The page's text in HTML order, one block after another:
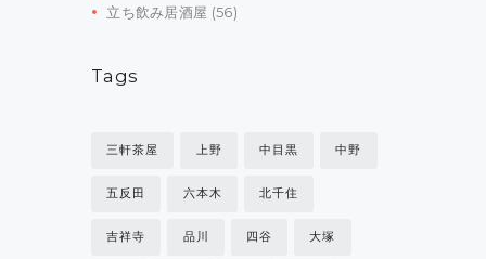
立ち飲み居酒屋 (56)
Tags
三軒茶屋 上野 中目黒 中野
五反田 六本木 北千住
吉祥寺 品川 四谷 大塚